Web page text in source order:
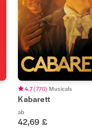
4.7(770) Musicals
Kabarett
ab
42,69 £